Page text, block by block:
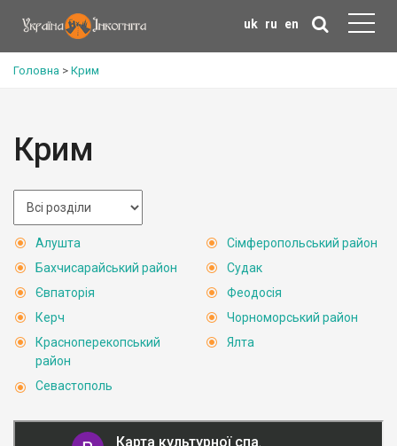
uk ru en
Головна > Крим
Крим
Алушта
Бахчисарайський район
Євпаторія
Керч
Красноперекопський
район
Севастополь
Сімферопольський район
Судак
Феодосія
Чорноморський район
Ялта